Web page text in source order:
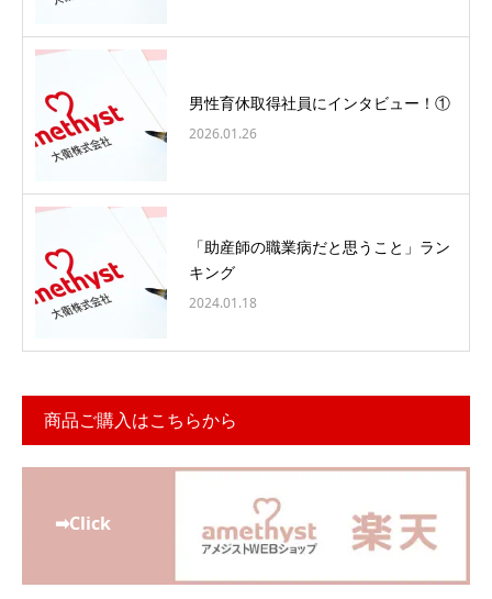
男性育休取得社員にインタビュー！①
2026.01.26
「助産師の職業病だと思うこと」ラン
キング
2024.01.18
商品ご購入はこちらから
➡Click